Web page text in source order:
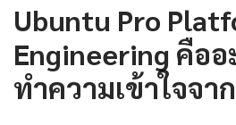
Ubuntu Pro
Engineering คืออ
ทำความเข้าใจจ